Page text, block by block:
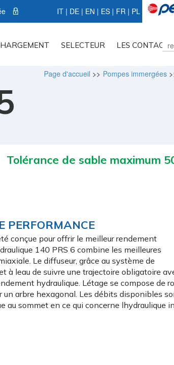
IT | DE | EN | ES | FR | PL
SELECTEUR LES CONTACTS
Pompes immergées
Page d'accueil >>
Tolérance de sable maximum
PERFORMANCE
conçue pour offrir le meilleur rendement
140 PRS 6 combine les meilleures
Le diffuseur, grâce au système de
à leau de suivre une trajectoire obligatoire
hydraulique. Létage se compose de
arbre hexagonal. Les débits disponibles
au sommet en ce qui concerne lhydraulique